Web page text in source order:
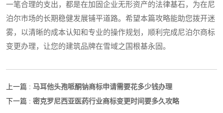
一笔合理的支出，都是在加固企业无形资产的法律基石，为在尼
泊尔市场的长期稳健发展铺平道路。希望本篇攻略能助您拨开迷
雾，以清晰的成本认知和专业的操作规划，顺利完成尼泊尔商标
变更办理，让您的建筑品牌在雪域之国根基永固。
上一篇 : 马耳他头孢哌酮钠商标申请需要花多少钱办理
下一篇 : 密克罗尼西亚医药行业商标变更时间要多久攻略